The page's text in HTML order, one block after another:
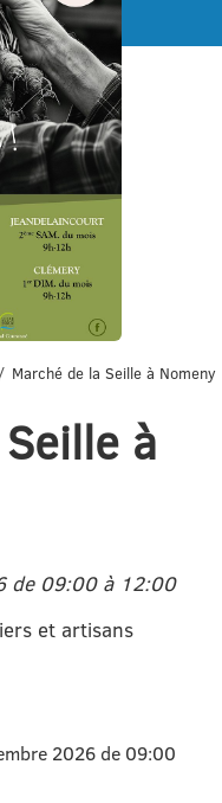
Marché de la Seille à Nomeny
à
de 09:00 à 12:00
et artisans
2026 de 09:00